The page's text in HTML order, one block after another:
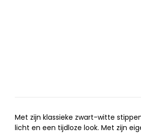
Met zijn klassieke zwart-witte
licht en een tijdloze look. Met zijn